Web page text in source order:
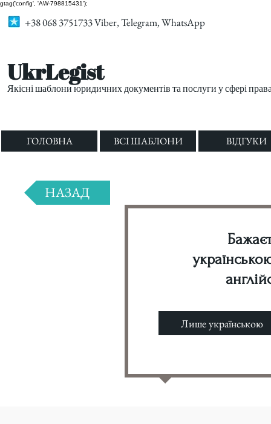
gtag('config', 'AW-798815431');
+38 068 3751733 Viber, Telegram, WhatsApp
UkrLegist
Якісні шаблони юридичних документів та послуги у сфері
ГОЛОВНА ВСІ ШАБЛОНИ ВІДГУКИ
НАЗАД
Лише українською